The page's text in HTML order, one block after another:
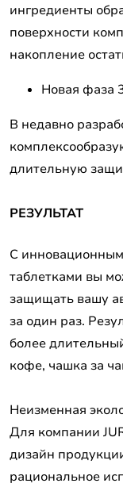
ингредиенты
поверхности
накопление
Новая фаза
В недавно
длительную
РЕЗУЛЬТАТ
С
таблетками вы
защищать вашу
за один раз.
более
кофе, чашка за
Неизменная
Для компании
дизайн
рациональное